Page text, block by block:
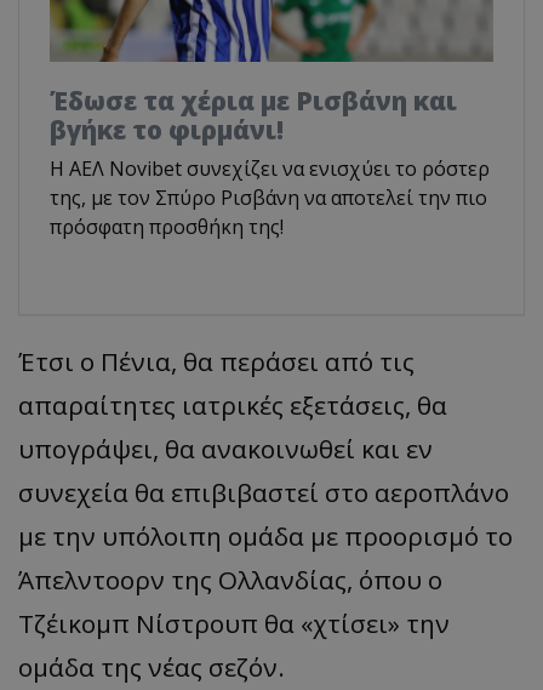
Έδωσε τα χέρια με Ρισβάνη και
βγήκε το φιρμάνι!
Η ΑΕΛ Novibet συνεχίζει να ενισχύει το ρόστερ
της, με τον Σπύρο Ρισβάνη να αποτελεί την πιο
πρόσφατη προσθήκη της!
Έτσι ο Πένια, θα περάσει από τις
απαραίτητες ιατρικές εξετάσεις, θα
υπογράψει, θα ανακοινωθεί και εν
συνεχεία θα επιβιβαστεί στο αεροπλάνο
με την υπόλοιπη ομάδα με προορισμό το
Άπελντοορν της Ολλανδίας, όπου ο
Τζέικομπ Νίστρουπ θα «χτίσει» την
ομάδα της νέας σεζόν.